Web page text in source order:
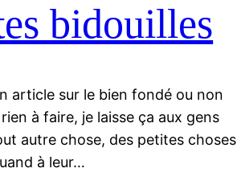
bidouilles
article sur le bien fondé ou non
à faire, je laisse ça aux gens
autre chose, des petites choses
à leur…